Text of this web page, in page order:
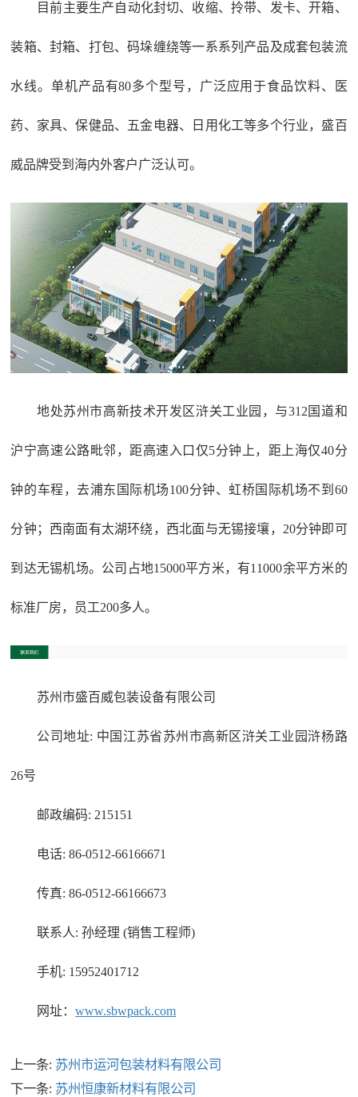
目前主要生产自动化封切、收缩、拎带、发卡、开箱、
装箱、封箱、打包、码垛缠绕等一系系列产品及成套包装流
水线。单机产品有80多个型号，广泛应用于食品饮料、医
药、家具、保健品、五金电器、日用化工等多个行业，盛百
威品牌受到海内外客户广泛认可。
地处苏州市高新技术开发区浒关工业园，与312国道和
沪宁高速公路毗邻，距高速入口仅5分钟上，距上海仅40分
钟的车程，去浦东国际机场100分钟、虹桥国际机场不到60
分钟；西南面有太湖环绕，西北面与无锡接壤，20分钟即可
到达无锡机场。公司占地15000平方米，有11000余平方米的
标准厂房，员工200多人。
苏州市盛百威包装设备有限公司
公司地址: 中国江苏省苏州市高新区浒关工业园浒杨路
26号
邮政编码: 215151
电话: 86-0512-66166671
传真: 86-0512-66166673
联系人: 孙经理 (销售工程师)
手机: 15952401712
网址：www.sbwpack.com
上一条: 苏州市运河包装材料有限公司
下一条: 苏州恒康新材料有限公司